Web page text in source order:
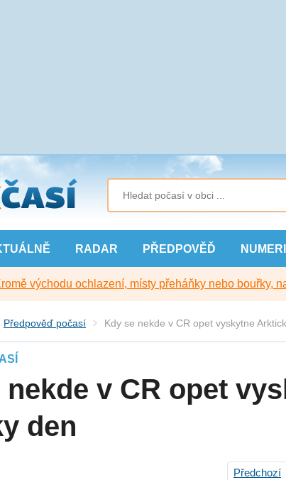
RADAR PŘEDPOVĚĎ
východu ochlazení, místy přeháňky nebo bouřky,
Předpověď počasí Kdy se nekde v CR opet vyskytne
nekde v CR opet
den
Předchozí